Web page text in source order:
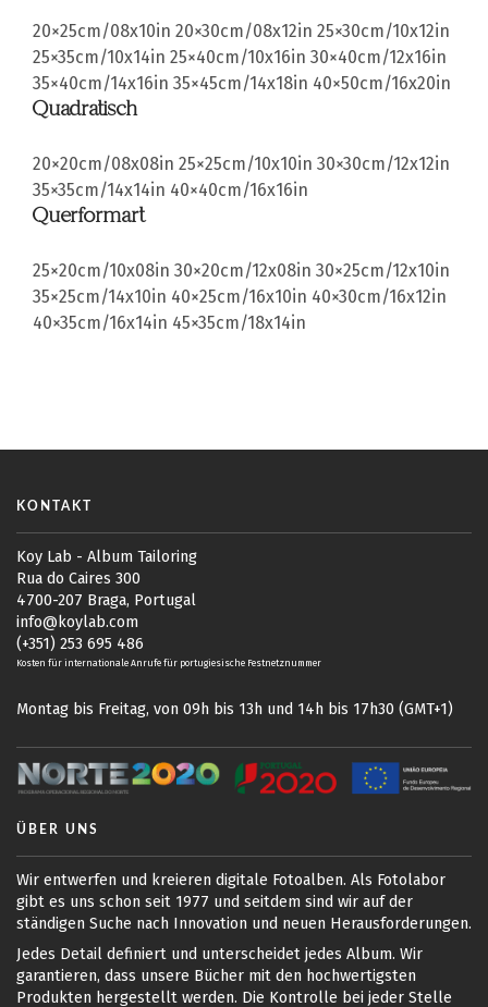
20×25cm/08x10in 20×30cm/08x12in 25×30cm/10x12in
25×35cm/10x14in 25×40cm/10x16in 30×40cm/12x16in
35×40cm/14x16in 35×45cm/14x18in 40×50cm/16x20in
Quadratisch
20×20cm/08x08in 25×25cm/10x10in 30×30cm/12x12in
35×35cm/14x14in 40×40cm/16x16in
Querformart
25×20cm/10x08in 30×20cm/12x08in 30×25cm/12x10in
35×25cm/14x10in 40×25cm/16x10in 40×30cm/16x12in
40×35cm/16x14in 45×35cm/18x14in
KONTAKT
Koy Lab - Album Tailoring
Rua do Caires 300
4700-207 Braga, Portugal
info@koylab.com
(+351) 253 695 486
Kosten für internationale Anrufe für portugiesische Festnetznummer
Montag bis Freitag, von 09h bis 13h und 14h bis 17h30 (GMT+1)
ÜBER UNS
Wir entwerfen und kreieren digitale Fotoalben. Als Fotolabor
gibt es uns schon seit 1977 und seitdem sind wir auf der
ständigen Suche nach Innovation und neuen Herausforderungen.
Jedes Detail definiert und unterscheidet jedes Album. Wir
garantieren, dass unsere Bücher mit den hochwertigsten
Produkten hergestellt werden. Die Kontrolle bei jeder Stelle